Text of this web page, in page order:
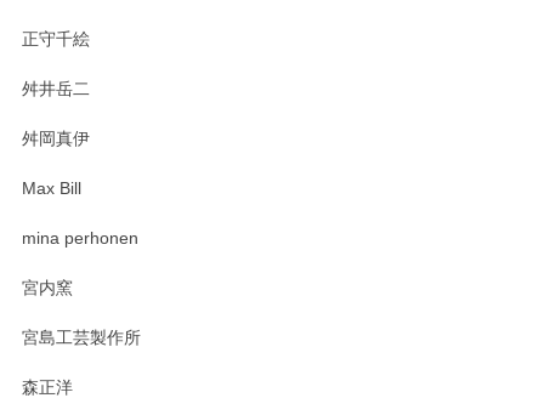
おかけしました。 ありがとうございます。
正守千絵
舛井岳二
舛岡真伊
Max Bill
mina perhonen
宮内窯
宮島工芸製作所
森正洋